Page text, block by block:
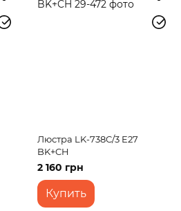
Люстра LK-738C/3 E27
BK+CH
2 160 грн
Купить